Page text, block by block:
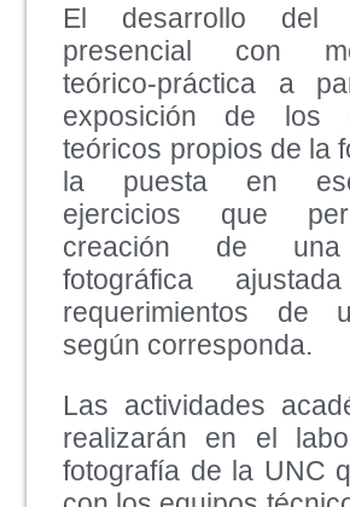
El desarrollo del
presencial con
teórico-práctica a
exposición de los
teóricos propios de la
la puesta en
ejercicios que
creación de una
fotográfica
requerimientos de
según corresponda.
Las actividades
realizarán en el
fotografía de la UNC